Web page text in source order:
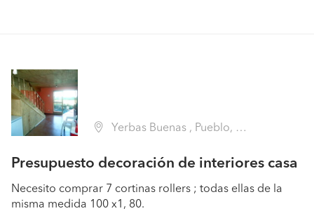
Yerbas Buenas , Pueblo, Yerbas Buenas (Región VII Maule - Linares)
Presupuesto decoración de interiores casa
Necesito comprar 7 cortinas rollers ; todas ellas de la
misma medida 100 x1, 80.